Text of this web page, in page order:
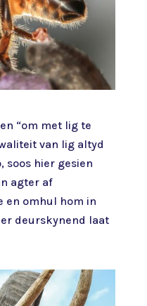
“om met lig te
van lig altyd
soos hier gesien
agter af
en omhul hom in
deurskynend laat